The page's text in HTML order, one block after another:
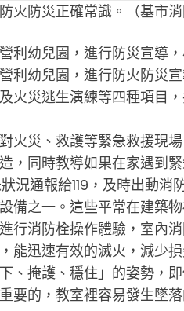
防災正確常識。（基市消
利幼兒園，進行防災宣導
利幼兒園，進行防火防災
火災逃生演練等四種項目
火災、救護等緊急救援現
，同時教導如果在家遇到
況通報給119，及時出動消
備之一。這些平常在建築
行消防栓操作體驗，室內
能迅速有效的滅火，減少損
、掩護、穩住」的姿勢，
要的，教室裡容易發生墜